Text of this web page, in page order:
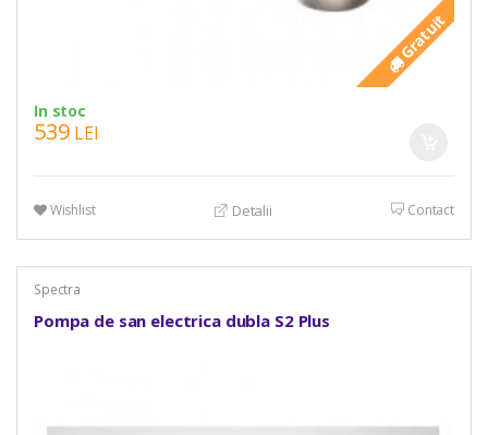
Gratuit
In stoc
539 LEI
Wishlist Detalii Contact
Spectra
Pompa de san electrica dubla S2 Plus